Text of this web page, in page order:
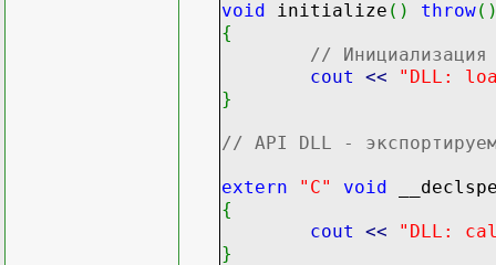
void initialize ( ) throw(
{
// Инициализация
cout
<<
"DLL:
}
// API DLL -
extern "C" void
{
cout
<<
"DLL:
}